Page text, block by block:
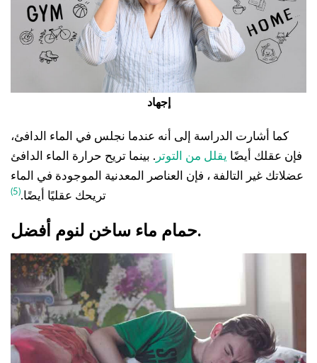
إجهاد
كما أشارت الدراسة إلى أنه عندما نجلس في الماء الدافئ،
فإن عقلك أيضًا يقلل من التوتر . بينما تريح حرارة الماء الدافئ
عضلاتك غير التالفة ، فإن العناصر المعدنية الموجودة في الماء
تريحك عقليًا أيضًا.(5)
حمام ماء ساخن لنوم أفضل.